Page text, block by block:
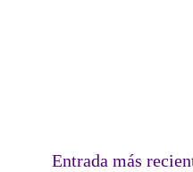
Entrada más